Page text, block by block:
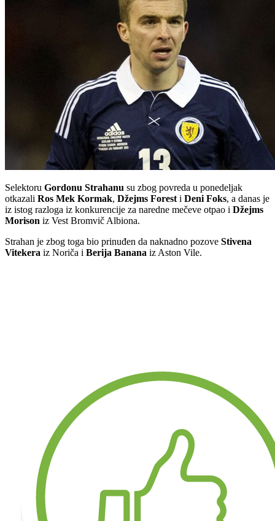
Selektoru Gordonu Strahanu su zbog povreda u ponedeljak
otkazali Ros Mek Kormak, Džejms Forest i Deni Foks, a danas je
iz istog razloga iz konkurencije za naredne mečeve otpao i Džejms
Morison iz Vest Bromvič Albiona.
Strahan je zbog toga bio prinuđen da naknadno pozove Stivena
Vitekera iz Noriča i Berija Banana iz Aston Vile.